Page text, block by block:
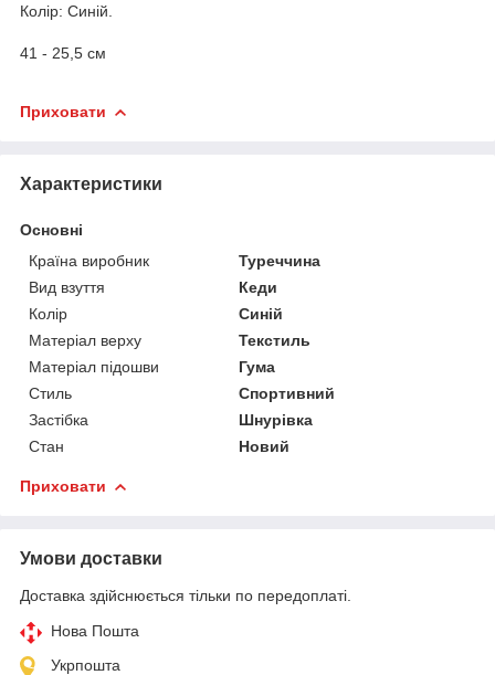
Колір: Синій.
41 - 25,5 см
Приховати
Характеристики
Основні
Країна виробник
Туреччина
Вид взуття
Кеди
Колір
Синій
Матеріал верху
Текстиль
Матеріал підошви
Гума
Стиль
Спортивний
Застібка
Шнурівка
Стан
Новий
Приховати
Умови доставки
Доставка здійснюється тільки по передоплаті.
Нова Пошта
Укрпошта